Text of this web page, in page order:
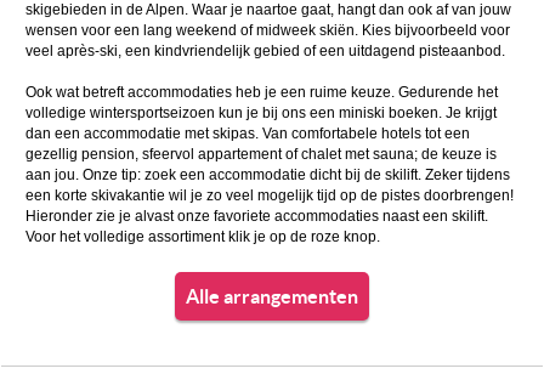
skigebieden in de Alpen. Waar je naartoe gaat, hangt dan ook af van jouw
wensen voor een lang weekend of midweek skiën. Kies bijvoorbeeld voor
veel après-ski, een kindvriendelijk gebied of een uitdagend pisteaanbod.
Ook wat betreft accommodaties heb je een ruime keuze. Gedurende het
volledige wintersportseizoen kun je bij ons een miniski boeken. Je krijgt
dan een accommodatie met skipas. Van comfortabele hotels tot een
gezellig pension, sfeervol appartement of chalet met sauna; de keuze is
aan jou. Onze tip: zoek een accommodatie dicht bij de skilift. Zeker tijdens
een korte skivakantie wil je zo veel mogelijk tijd op de pistes doorbrengen!
Hieronder zie je alvast onze favoriete accommodaties naast een skilift.
Voor het volledige assortiment klik je op de roze knop.
Alle arrangementen